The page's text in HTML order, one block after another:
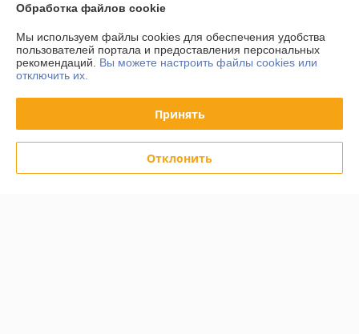
Минский район, д. Боровляны, ул. 40 лет Победы, 17, оф.
Контакты
Сегодня выходной
Отзывы о магазине
34 отзывов за всё время
Обработка файлов cookie
Мы используем файлы cookies для обеспечения удобства
пользователей портала и предоставления персональных
рекомендаций. Вы можете настроить файлы cookies или
отключить их.
Принять
Отклонить